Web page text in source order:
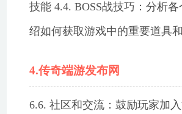
技能 4.4. BOSS战技巧：分析
绍如何获取游戏中的重要道具
4.传奇端游发布网
6.6. 社区和交流：鼓励玩家加